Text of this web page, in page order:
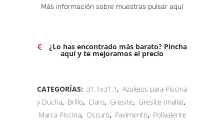
Más información sobre muestras pulsar aquí
¿Lo has encontrado más barato? Pincha
aquí y te mejoramos el precio
CATEGORÍAS: 31.1x31.1 , Azulejos para Piscina
y Ducha, Brillo, Claro, Gresite, Gresite (malla),
Marca Piscina, Oscuro, Pavimento, Polivalente